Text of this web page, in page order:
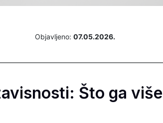
Objavljeno: 07.05.2026.
Što ga više